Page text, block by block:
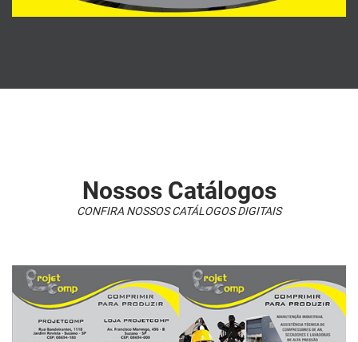
Nossos Catálogos
CONFIRA NOSSOS CATÁLOGOS DIGITAIS